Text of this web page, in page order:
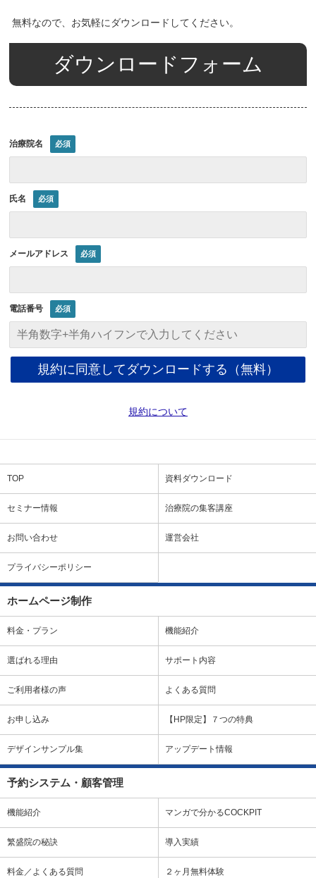
無料なので、お気軽にダウンロードしてください。
ダウンロードフォーム
治療院名
氏名
メールアドレス
電話番号
規約について
TOP 資料ダウンロード
セミナー情報 治療院の集客講座
お問い合わせ 運営会社
プライバシーポリシー
ホームページ制作
料金・プラン 機能紹介
選ばれる理由 サポート内容
ご利用者様の声 よくある質問
お申し込み 【HP限定】７つの特典
デザインサンプル集 アップデート情報
予約システム・顧客管理
機能紹介 マンガで分かるCOCKPIT
繁盛院の秘訣 導入実績
料金／よくある質問 ２ヶ月無料体験